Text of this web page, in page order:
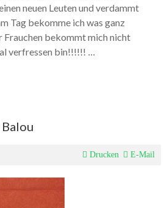
neuen Leuten und verdammt
Tag bekomme ich was ganz
Frauchen bekommt mich nicht
verfressen bin!!!!!! ...
Drucken E-Mail